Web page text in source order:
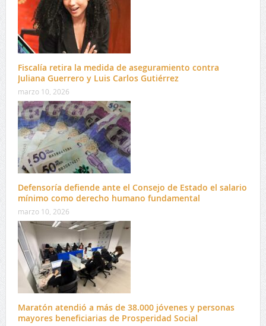
Fiscalía retira la medida de aseguramiento contra
Juliana Guerrero y Luis Carlos Gutiérrez
marzo 10, 2026
Defensoría defiende ante el Consejo de Estado el salario
mínimo como derecho humano fundamental
marzo 10, 2026
Maratón atendió a más de 38.000 jóvenes y personas
mayores beneficiarias de Prosperidad Social